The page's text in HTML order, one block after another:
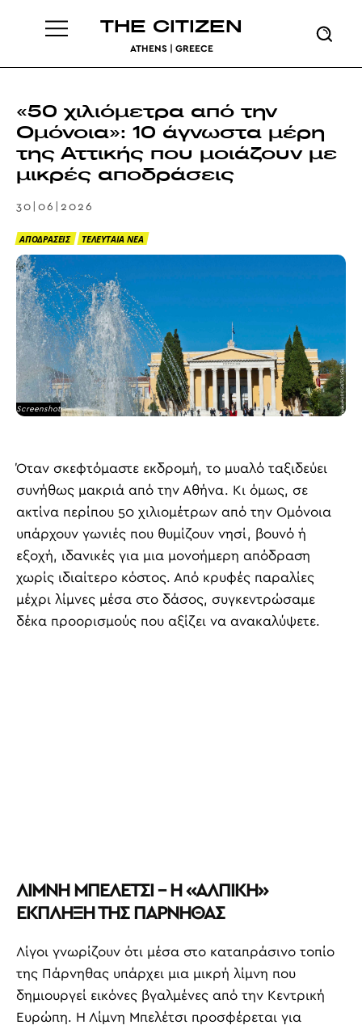
THE CITIZEN
ATHENS | GREECE
«50 χιλιόμετρα από την
Ομόνοια»: 10 άγνωστα μέρη
της Αττικής που μοιάζουν με
μικρές αποδράσεις
30|06|2026
ΑΠΟΔΡΑΣΕΙΣ ΤΕΛΕΥΤΑΙΑ ΝΕΑ
Screenshot
Όταν σκεφτόμαστε εκδρομή, το μυαλό ταξιδεύει
συνήθως μακριά από την Αθήνα. Κι όμως, σε
ακτίνα περίπου 50 χιλιομέτρων από την Ομόνοια
υπάρχουν γωνιές που θυμίζουν νησί, βουνό ή
εξοχή, ιδανικές για μια μονοήμερη απόδραση
χωρίς ιδιαίτερο κόστος. Από κρυφές παραλίες
μέχρι λίμνες μέσα στο δάσος, συγκεντρώσαμε
δέκα προορισμούς που αξίζει να ανακαλύψετε.
ΛΙΜΝΗ ΜΠΕΛΕΤΣΙ – Η «ΑΛΠΙΚΗ»
ΕΚΠΛΗΞΗ ΤΗΣ ΠΑΡΝΗΘΑΣ
Λίγοι γνωρίζουν ότι μέσα στο καταπράσινο τοπίο
της Πάρνηθας υπάρχει μια μικρή λίμνη που
δημιουργεί εικόνες βγαλμένες από την Κεντρική
Ευρώπη. Η Λίμνη Μπελέτσι προσφέρεται για